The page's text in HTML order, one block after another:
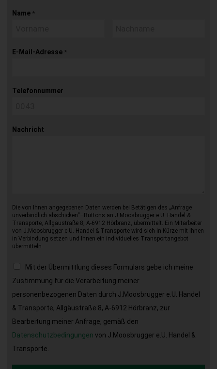
Name *
E-Mail-Adresse *
Telefonnummer
Nachricht
Die von Ihnen angegebenen Daten werden bei Betätigen des „Anfrage
unverbindlich abschicken“–Buttons an J.Moosbrugger e.U. Handel &
Transporte, Allgäustraße 8, A-6912 Hörbranz, übermittelt. Ein Mitarbeiter
von J.Moosbrugger e.U. Handel & Transporte wird sich in Kürze mit Ihnen
in Verbindung setzen und Ihnen ein individuelles Transportangebot
übermitteln.
Mit der Übermittlung dieses Formulars gebe ich meine
Zustimmung für die Verarbeitung meiner
personenbezogenen Daten durch J.Moosbrugger e.U. Handel
& Transporte, Allgäustraße 8, A-6912 Hörbranz, zur
Bearbeitung meiner Anfrage, gemäß den
Datenschutzbedingungen von J.Moosbrugger e.U. Handel &
Transporte.